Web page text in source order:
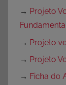
→ Projeto
→ Projeto
→ Projeto
→ Ficha do